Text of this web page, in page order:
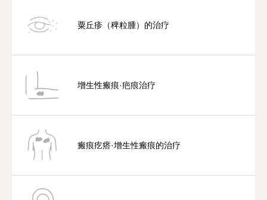
粟丘疹（稗粒腫）的治疗
增生性瘢痕·疤痕治疗
瘢痕疙瘩·增生性瘢痕的治疗